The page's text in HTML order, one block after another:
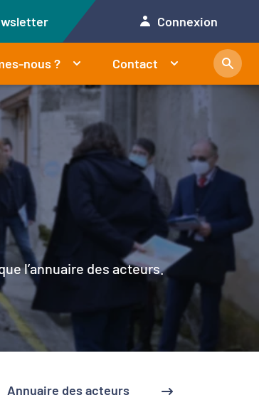
Connexion
nous ? Contact
l’annuaire des acteurs.
Annuaire des acteurs